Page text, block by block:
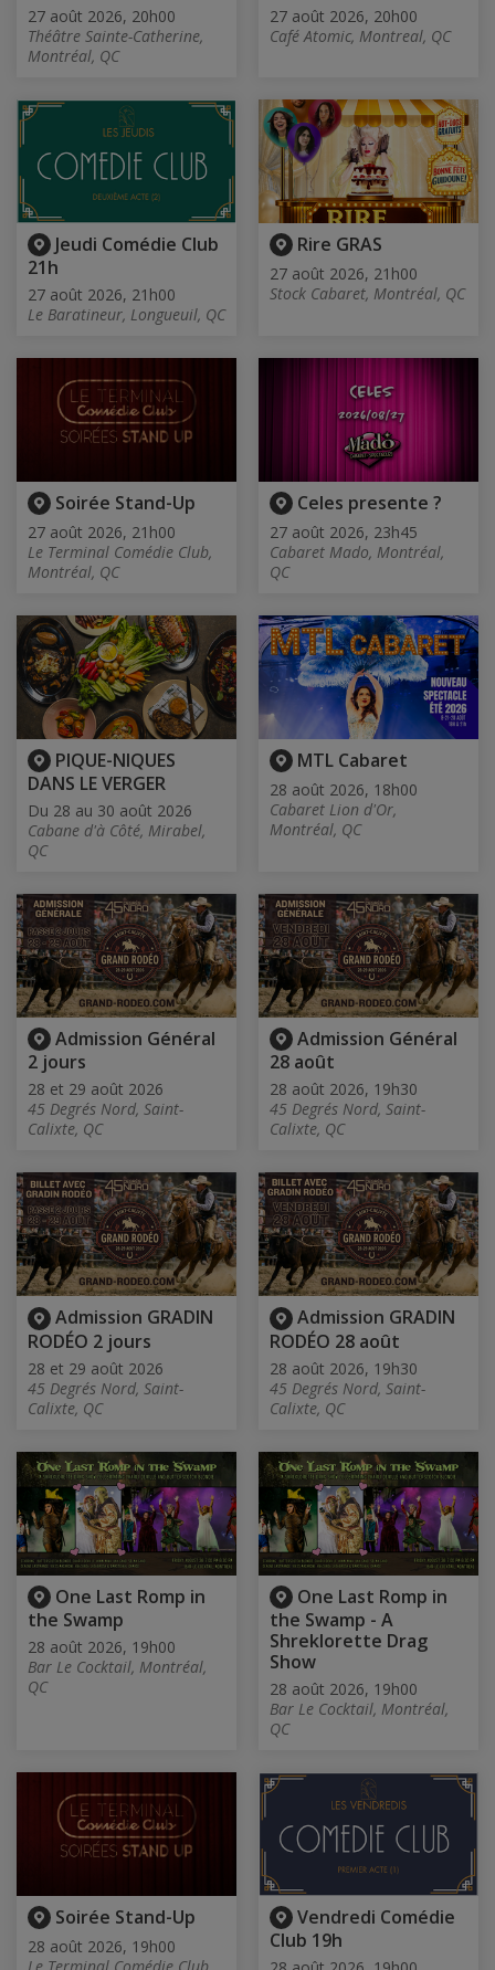
27 août 2026, 20h00
Théâtre Sainte-Catherine,
Montréal, QC
27 août 2026, 20h00
Café Atomic, Montreal, QC
Jeudi Comédie Club
21h
27 août 2026, 21h00
Le Baratineur, Longueuil, QC
Rire GRAS
27 août 2026, 21h00
Stock Cabaret, Montréal, QC
Soirée Stand-Up
27 août 2026, 21h00
Le Terminal Comédie Club,
Montréal, QC
Celes presente ?
27 août 2026, 23h45
Cabaret Mado, Montréal,
QC
PIQUE-NIQUES
DANS LE VERGER
Du 28 au 30 août 2026
Cabane d'à Côté, Mirabel,
QC
MTL Cabaret
28 août 2026, 18h00
Cabaret Lion d'Or,
Montréal, QC
Admission Général
2 jours
28 et 29 août 2026
45 Degrés Nord, Saint-
Calixte, QC
Admission Général
28 août
28 août 2026, 19h30
45 Degrés Nord, Saint-
Calixte, QC
Admission GRADIN
RODÉO 2 jours
28 et 29 août 2026
45 Degrés Nord, Saint-
Calixte, QC
Admission GRADIN
RODÉO 28 août
28 août 2026, 19h30
45 Degrés Nord, Saint-
Calixte, QC
One Last Romp in
the Swamp
28 août 2026, 19h00
Bar Le Cocktail, Montréal,
QC
One Last Romp in
the Swamp - A
Shreklorette Drag
Show
28 août 2026, 19h00
Bar Le Cocktail, Montréal,
QC
Soirée Stand-Up
28 août 2026, 19h00
Vendredi Comédie
Club 19h